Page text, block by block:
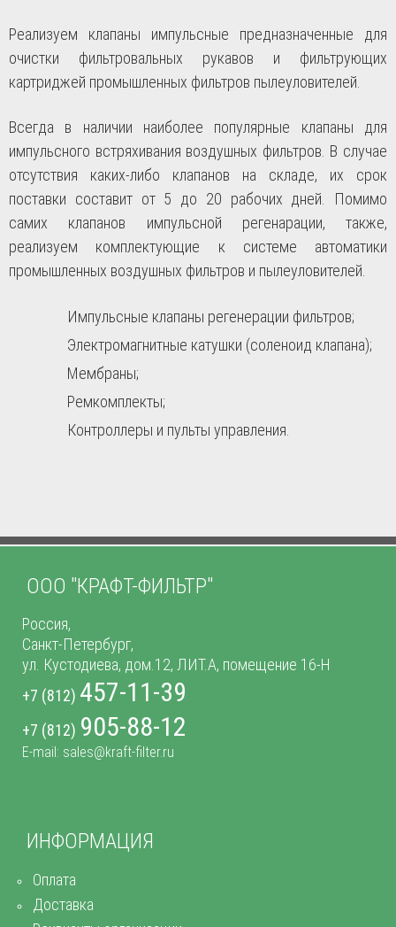
Реализуем клапаны импульсные предназначенные для
очистки фильтровальных рукавов и фильтрующих
картриджей промышленных фильтров пылеуловителей.
Всегда в наличии наиболее популярные клапаны для
импульсного встряхивания воздушных фильтров. В случае
отсутствия каких-либо клапанов на складе, их срок
поставки составит от 5 до 20 рабочих дней. Помимо
самих клапанов импульсной регенарации, также,
реализуем комплектующие к системе автоматики
промышленных воздушных фильтров и пылеуловителей.
Импульсные клапаны регенерации фильтров;
Электромагнитные катушки (соленоид клапана);
Мембраны;
Ремкомплекты;
Контроллеры и пульты управления.
ИНФОРМАЦИЯ
Оплата
Доставка
ООО "КРАФТ-ФИЛЬТР"
Россия,
Санкт-Петербург,
ул. Кустодиева, дом.12, ЛИТ.А, помещение 16-Н
+7 (812) 457-11-39
+7 (812) 905-88-12
E-mail: sales@kraft-filter.ru